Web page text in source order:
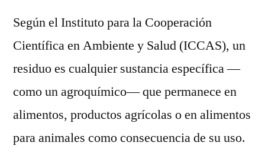
Según el Instituto para la Cooperación
Científica en Ambiente y Salud (ICCAS), un
residuo es cualquier sustancia específica —
como un agroquímico— que permanece en
alimentos, productos agrícolas o en alimentos
para animales como consecuencia de su uso.